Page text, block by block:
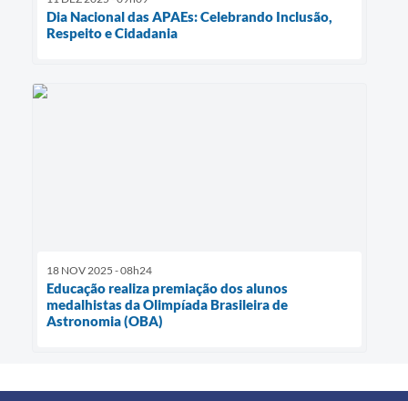
Dia Nacional das APAEs: Celebrando Inclusão,
Respeito e Cidadania
18 NOV 2025 - 08h24
Educação realiza premiação dos alunos
medalhistas da Olimpíada Brasileira de
Astronomia (OBA)